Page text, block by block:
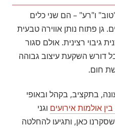
ו"רע" – הם שני כלים
גן פתוח נותן אווירה טבעית
גיבוי רצינית. אולם סגור
דורש השקעת עיצוב גבוהה
חום.
בתקציב, בקהל ובאופי
אולמות אירועים וגני
כאן, ותגיעו להחלטה